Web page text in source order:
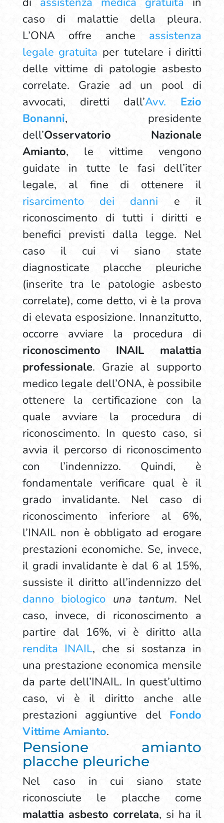
caso di malattie della pleura.
L’ONA offre anche assistenza
legale gratuita per tutelare i diritti
delle vittime di patologie asbesto
correlate. Grazie ad un pool di
avvocati, diretti dall’Avv. Ezio
Bonanni, presidente
dell’Osservatorio Nazionale
Amianto, le vittime vengono
guidate in tutte le fasi dell’iter
legale, al fine di ottenere il
risarcimento dei danni e il
riconoscimento di tutti i diritti e
benefici previsti dalla legge. Nel
caso il cui vi siano state
diagnosticate placche pleuriche
(inserite tra le patologie asbesto
correlate), come detto, vi è la prova
di elevata esposizione. Innanzitutto,
occorre avviare la procedura di
riconoscimento INAIL malattia
professionale. Grazie al supporto
medico legale dell’ONA, è possibile
ottenere la certificazione con la
quale avviare la procedura di
riconoscimento. In questo caso, si
avvia il percorso di riconoscimento
con l’indennizzo. Quindi, è
fondamentale verificare qual è il
grado invalidante. Nel caso di
riconoscimento inferiore al 6%,
l’INAIL non è obbligato ad erogare
prestazioni economiche. Se, invece,
il gradi invalidante è dal 6 al 15%,
sussiste il diritto all’indennizzo del
danno biologico una tantum. Nel
caso, invece, di riconoscimento a
partire dal 16%, vi è diritto alla
rendita INAIL, che si sostanza in
una prestazione economica mensile
da parte dell’INAIL. In quest’ultimo
caso, vi è il diritto anche alle
prestazioni aggiuntive del Fondo
Vittime Amianto.
Pensione amianto
placche pleuriche
Nel caso in cui siano state
riconosciute le placche come
malattia asbesto correlata, si ha il